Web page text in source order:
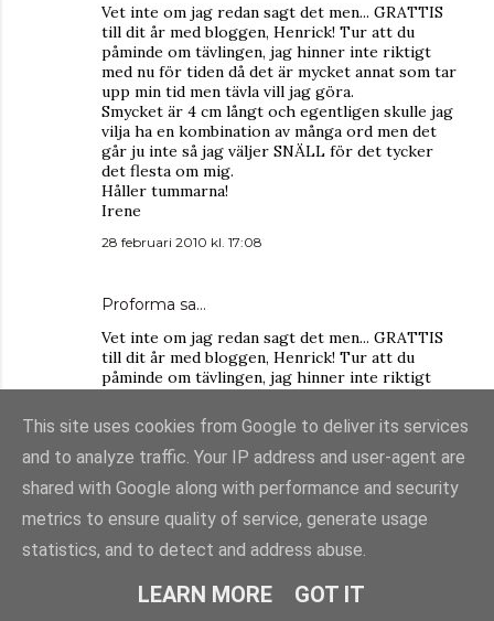
Vet inte om jag redan sagt det men... GRATTIS
till dit år med bloggen, Henrick! Tur att du
påminde om tävlingen, jag hinner inte riktigt
med nu för tiden då det är mycket annat som tar
upp min tid men tävla vill jag göra.
Smycket är 4 cm långt och egentligen skulle jag
vilja ha en kombination av många ord men det
går ju inte så jag väljer SNÄLL för det tycker
det flesta om mig.
Håller tummarna!
Irene
28 februari 2010 kl. 17:08
Proforma sa…
Vet inte om jag redan sagt det men... GRATTIS
till dit år med bloggen, Henrick! Tur att du
påminde om tävlingen, jag hinner inte riktigt
upp min tid men tävla vill jag göra.
Smycket är 4 cm långt och egentligen skulle jag
vilja ha en kombination av många ord men det
går ju inte så jag väljer SNÄLL för det tycker
det flesta om mig.
Håller tummarna!
This site uses cookies from Google to deliver its services
and to analyze traffic. Your IP address and user-agent are
shared with Google along with performance and security
metrics to ensure quality of service, generate usage
statistics, and to detect and address abuse.
LEARN MORE GOT IT